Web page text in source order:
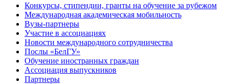
Конкурсы, стипендии, гранты на обучение за рубежом
Международная академическая мобильность
Вузы-партнеры
Участие в ассоциациях
Новости международного сотрудничества
Послы «БелГУ»
Обучение иностранных граждан
Ассоциация выпускников
Партнеры